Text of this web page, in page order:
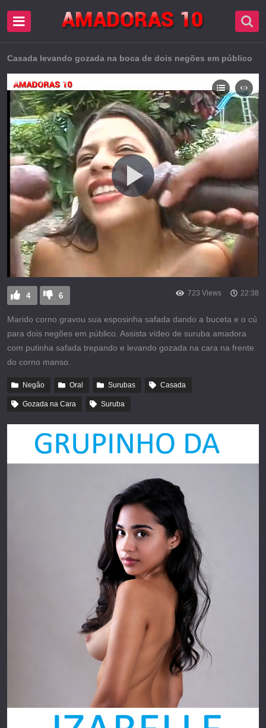
Casada levando gozada na boca de dois negões em público
4 6 723 Views 22:38
Marido corno gravou sua esposinha safada dando a buceta e o cú
para dois negões em público. Assista vídeo de suruba amadora
com putinha safada trepando e levando gozada na cara na frente
do corno manso.
Negão Oral Surubas Casada
Gozada na Cara Suruba